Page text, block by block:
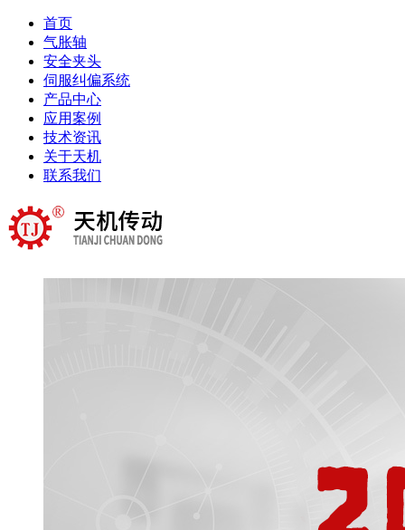
首页
气胀轴
安全夹头
伺服纠偏系统
产品中心
应用案例
技术资讯
关于天机
联系我们